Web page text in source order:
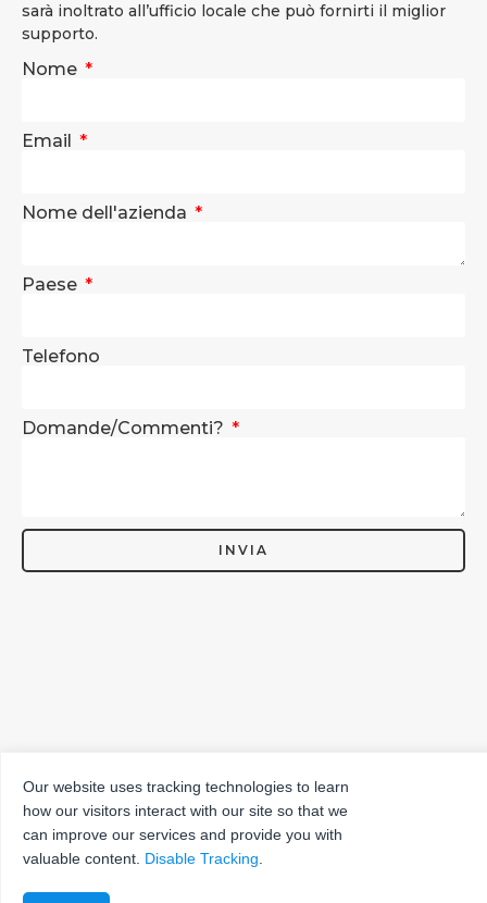
sarà inoltrato all’ufficio locale che può fornirti il miglior
supporto.
Nome
Email
Nome dell'azienda
Paese
Telefono
Domande/Commenti?
INVIA
Our website uses tracking technologies to learn
how our visitors interact with our site so that we
can improve our services and provide you with
valuable content. Disable Tracking